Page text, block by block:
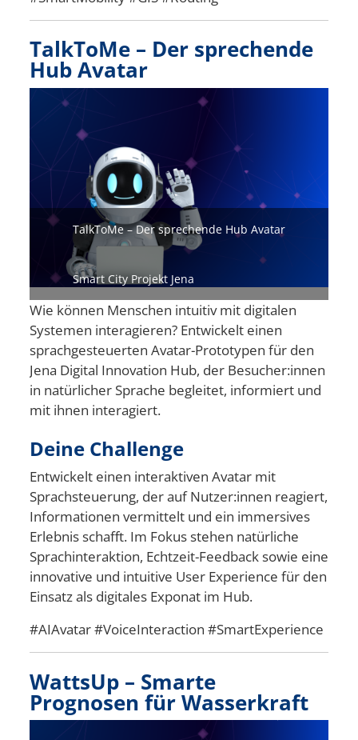
TalkToMe – Der sprechende
Hub Avatar
Bild
TalkToMe – Der sprechende Hub Avatar
Smart City Projekt Jena
Wie können Menschen intuitiv mit digitalen
Systemen interagieren? Entwickelt einen
sprachgesteuerten Avatar-Prototypen für den
Jena Digital Innovation Hub, der Besucher:innen
in natürlicher Sprache begleitet, informiert und
mit ihnen interagiert.
Deine Challenge
Entwickelt einen interaktiven Avatar mit
Sprachsteuerung, der auf Nutzer:innen reagiert,
Informationen vermittelt und ein immersives
Erlebnis schafft. Im Fokus stehen natürliche
Sprachinteraktion, Echtzeit-Feedback sowie eine
innovative und intuitive User Experience für den
Einsatz als digitales Exponat im Hub.
#AIAvatar #VoiceInteraction #SmartExperience
WattsUp – Smarte
Prognosen für Wasserkraft
Bild